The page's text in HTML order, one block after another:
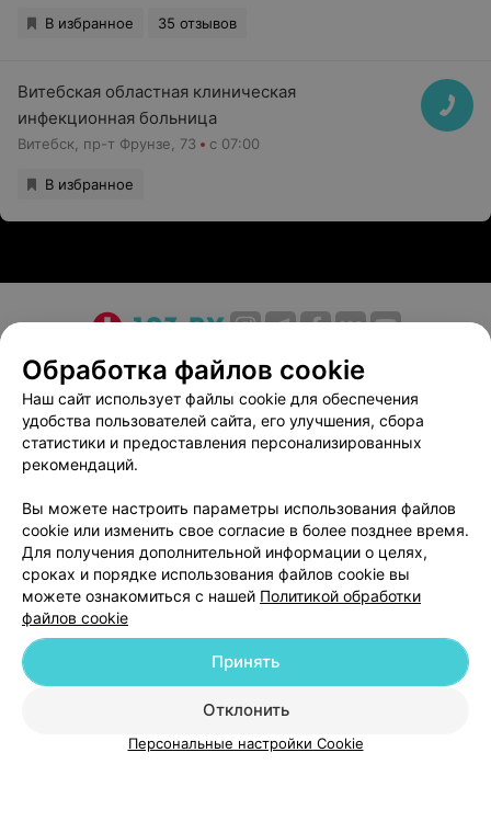
В избранное 35 отзывов
Витебская областная клиническая
инфекционная больница
Витебск, пр-т Фрунзе, 73 с 07:00
В избранное
О проекте Новости проекта
Размещение рекламы
Медицинский маркетинг
Публичный договор
Пользовательское соглашение
Способы оплаты
Вакансии
Партнеры
Написать в поддержку
Персональные настройки cookie
Обработка персональных данных
г. Минск, улица Толбухина, 2, пом. 16 | help@103.by
ВЫ ВЛАДЕЛЕЦ?
Обработка файлов cookie
Наш сайт использует файлы cookie для обеспечения
удобства пользователей сайта, его улучшения, сбора
статистики и предоставления персонализированных
рекомендаций.
Вы можете настроить параметры использования файлов
cookie или изменить свое согласие в более позднее время.
Для получения дополнительной информации о целях,
сроках и порядке использования файлов cookie вы
можете ознакомиться с нашей Политикой обработки
файлов cookie
Отклонить
Принять
Персональные настройки Cookie